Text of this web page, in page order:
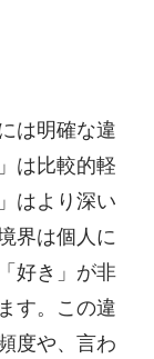
は明確な違
は比較的軽
はより深い
界は個人に
好き」が非
す。この違
度や、言わ